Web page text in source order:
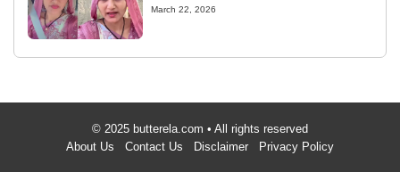
March 22, 2026
© 2025 butterela.com • All rights reserved
About Us
Contact Us Disclaimer Privacy Policy